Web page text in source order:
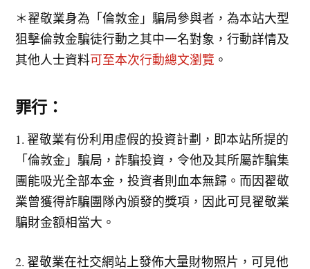
＊翟敬業身為「倫敦金」騙局參與者，為本站大型
狙擊倫敦金騙徒行動之其中一名對象，行動詳情及
其他人士資料可至本次行動總文瀏覽 。
罪行：
1. 翟敬業有份利用虛假的投資計劃，即本站所提的
「倫敦金」騙局，詐騙投資，令他及其所屬詐騙集
團能吸光全部本金，投資者則血本無歸。而因翟敬
業曾獲得詐騙團隊內頒發的獎項，因此可見翟敬業
騙財金額相當大。
2. 翟敬業在社交網站上發佈大量財物照片，可見他